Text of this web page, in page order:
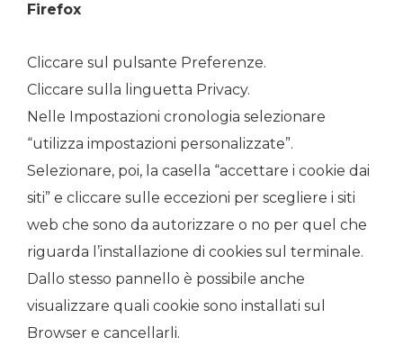
Firefox
Cliccare sul pulsante Preferenze.
Cliccare sulla linguetta Privacy.
Nelle Impostazioni cronologia selezionare
“utilizza impostazioni personalizzate”.
Selezionare, poi, la casella “accettare i cookie dai
siti” e cliccare sulle eccezioni per scegliere i siti
web che sono da autorizzare o no per quel che
riguarda l’installazione di cookies sul terminale.
Dallo stesso pannello è possibile anche
visualizzare quali cookie sono installati sul
Browser e cancellarli.